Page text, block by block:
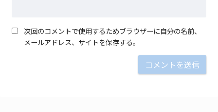
次回のコメントで使用するためブラウザーに自分の名前、
メールアドレス、サイトを保存する。